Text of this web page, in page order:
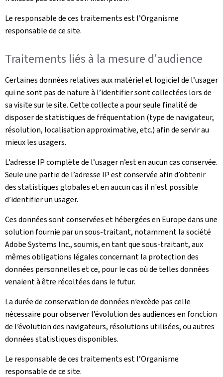
Le responsable de ces traitements est l’Organisme
responsable de ce site.
Traitements liés à la mesure d'audience
Certaines données relatives aux matériel et logiciel de l’usager
qui ne sont pas de nature à l’identifier sont collectées lors de
sa visite sur le site. Cette collecte a pour seule finalité de
disposer de statistiques de fréquentation (type de navigateur,
résolution, localisation approximative, etc.) afin de servir au
mieux les usagers.
L’adresse IP complète de l’usager n’est en aucun cas conservée.
Seule une partie de l’adresse IP est conservée afin d’obtenir
des statistiques globales et en aucun cas il n'est possible
d’identifier un usager.
Ces données sont conservées et hébergées en Europe dans une
solution fournie par un sous-traitant, notamment la société
Adobe Systems Inc., soumis, en tant que sous-traitant, aux
mêmes obligations légales concernant la protection des
données personnelles et ce, pour le cas où de telles données
venaient à être récoltées dans le futur.
La durée de conservation de données n’excède pas celle
nécessaire pour observer l’évolution des audiences en fonction
de l’évolution des navigateurs, résolutions utilisées, ou autres
données statistiques disponibles.
Le responsable de ces traitements est l’Organisme
responsable de ce site.